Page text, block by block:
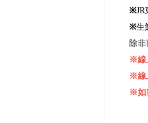
※
※生
除
※線
※線
※如